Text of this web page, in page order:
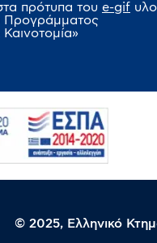
πρότυπα του e-gif
Προγράμματος
Καινοτομία»
© 2025, Ελληνικό